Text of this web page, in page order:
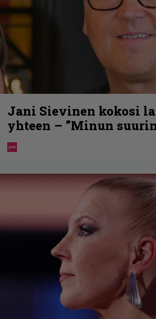
Jani Sievinen kokosi
yhteen – ”Minun